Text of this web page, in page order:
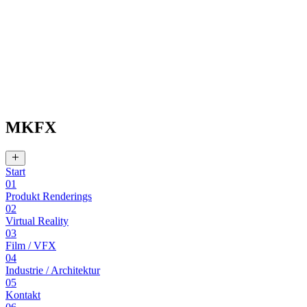
MKFX
Start
01
Produkt Renderings
02
Virtual Reality
03
Film / VFX
04
Industrie / Architektur
05
Kontakt